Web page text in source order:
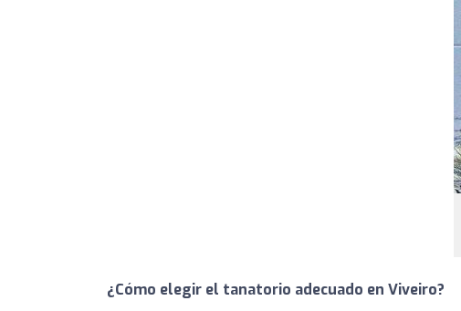
¿Cómo elegir el tanatorio adecuado en Viveiro?